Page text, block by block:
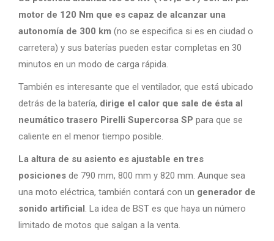
motor de 120 Nm que es capaz de alcanzar una
autonomía de 300 km (no se especifica si es en ciudad o
carretera) y sus baterías pueden estar completas en 30
minutos en un modo de carga rápida.
También es interesante que el ventilador, que está ubicado
detrás de la batería, dirige el calor que sale de ésta al
neumático trasero Pirelli Supercorsa SP para que se
caliente en el menor tiempo posible.
La altura de su asiento es ajustable en tres
posiciones de 790 mm, 800 mm y 820 mm. Aunque sea
una moto eléctrica, también contará con un generador de
sonido artificial . La idea de BST es que haya un número
limitado de motos que salgan a la venta.